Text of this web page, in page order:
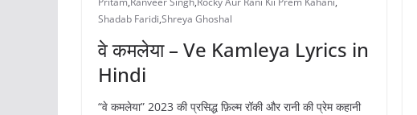
Shadab Faridi,Shreya Ghoshal
वे कमलेया – Ve Kamleya Lyrics in
Hindi
“वे कमलेया” 2023 की प्रसिद्ध फ़िल्म रॉकी और रानी की प्रेम कहानी